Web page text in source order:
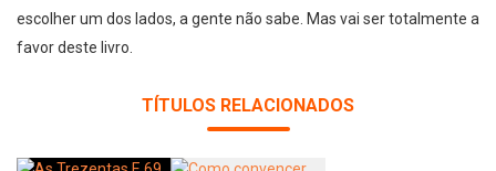
escolher um dos lados, a gente não sabe. Mas vai ser totalmente a
favor deste livro.
TÍTULOS RELACIONADOS